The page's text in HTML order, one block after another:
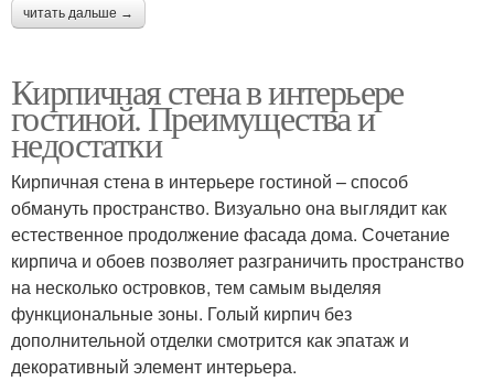
читать дальше →
Кирпичная стена в интерьере
гостиной. Преимущества и
недостатки
Кирпичная стена в интерьере гостиной – способ
обмануть пространство. Визуально она выглядит как
естественное продолжение фасада дома. Сочетание
кирпича и обоев позволяет разграничить пространство
на несколько островков, тем самым выделяя
функциональные зоны. Голый кирпич без
дополнительной отделки смотрится как эпатаж и
декоративный элемент интерьера.